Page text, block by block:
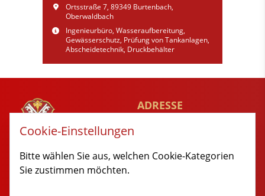
Ortsstraße 7, 89349 Burtenbach,
Oberwaldbach
Ingenieurbüro, Wasseraufbereitung,
Gewässerschutz, Prüfung von Tankanlagen,
Abscheidetechnik, Druckbehälter
Cookie-Einstellungen
Bitte wählen Sie aus, welchen Cookie-Kategorien
Sie zustimmen möchten.
BURTENBACH
ADRESSE